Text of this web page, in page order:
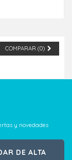
COMPARAR (0)
y novedades
DE ALTA